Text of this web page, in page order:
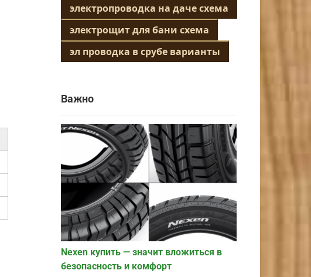
электропроводка на даче схема
электрощит для бани схема
эл проводка в срубе варианты
Важно
Nexen купить — значит вложиться в
безопасность и комфорт